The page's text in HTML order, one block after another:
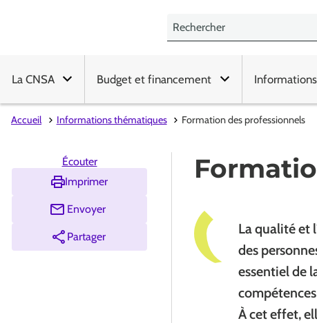
La CNSA Budget et financement
Accueil Informations thématiques Formation des professionnels
Écouter
Imprimer
Envoyer
Partager
La qualité et
des
essentiel de
À cet effet,